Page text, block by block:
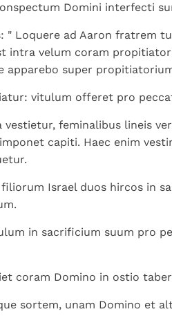
te
stilletjes door
niet door
en de
als een
Paus in
Domini interfecti
" Loquere ad Aaron fratrem
intra velum coram
apparebo super
vitulum offeret pro
vestietur, feminalibus lineis
capiti. Haec enim
Israel duos hircos in
in sacrificium suum pro
coram Domino in ostio
sortem, unam Domino et